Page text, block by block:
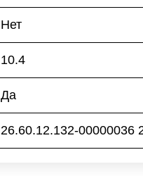
Нет
10.4
Да
26.60.12.132-00000036